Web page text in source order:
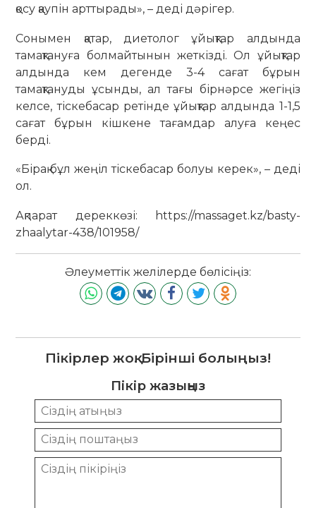
қосу қаупін арттырады», – деді дәрігер.
Сонымен қатар, диетолог ұйықтар алдында
тамақтануға болмайтынын жеткізді. Ол ұйықтар
алдында кем дегенде 3-4 сағат бұрын
тамақтануды ұсынды, ал тағы бірнәрсе жегіңіз
келсе, тіскебасар ретінде ұйықтар алдында 1-1,5
сағат бұрын кішкене тағамдар алуға кеңес
берді.
«Бірақ бұл жеңіл тіскебасар болуы керек», – деді
ол.
Ақпарат дереккөзі: https://massaget.kz/basty-
zhaalytar-438/101958/
Әлеуметтік желілерде бөлісіңіз:
Пікірлер жоқ. Бірінші болыңыз!
Пікір жазыңыз